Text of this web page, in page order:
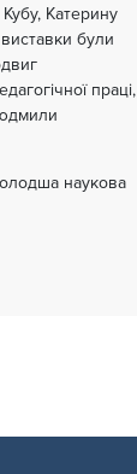
Катерину
були
праці,
наукова